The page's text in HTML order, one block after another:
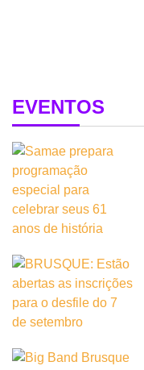
EVENTOS